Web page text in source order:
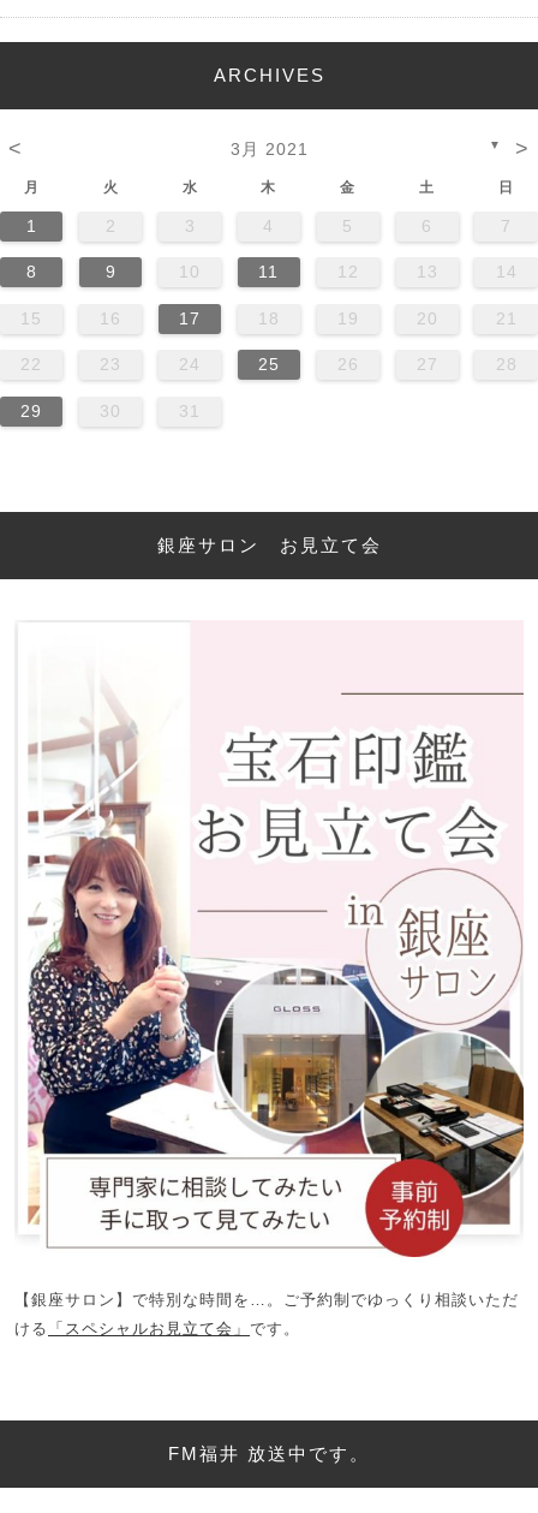
ARCHIVES
< 3月 2021 ▼ >
月 火 水 木 金 土 日
1 2 3 4 5 6 7
8 9 10 11 12 13 14
15 16 17 18 19 20 21
22 23 24 25 26 27 28
29 30 31
銀座サロン お見立て会
【銀座サロン】で特別な時間を…。ご予約制でゆっくり相談いただ
ける 「スペシャルお見立て会」 です。
FM福井 放送中です。